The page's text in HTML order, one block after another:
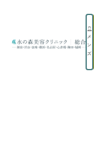
メ
ン
ズ
TOP 症例写真